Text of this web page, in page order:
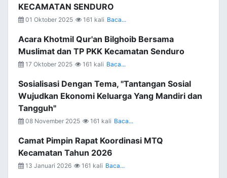
KECAMATAN SENDURO
01 Oktober 2025 161 kali Baca...
Acara Khotmil Qur'an Bilghoib Bersama
Muslimat dan TP PKK Kecamatan Senduro
17 Oktober 2025 161 kali Baca...
Sosialisasi Dengan Tema, "Tantangan Sosial
Wujudkan Ekonomi Keluarga Yang Mandiri dan
Tangguh"
08 November 2025 161 kali Baca...
Camat Pimpin Rapat Koordinasi MTQ
Kecamatan Tahun 2026
13 Januari 2026 161 kali Baca...